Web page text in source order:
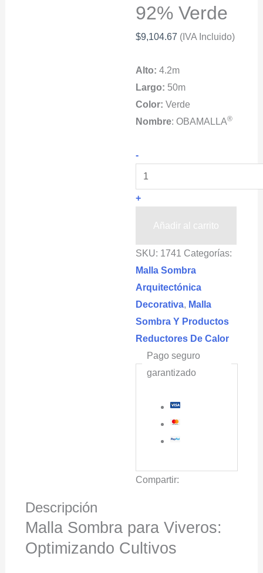
92% Verde
$9,104.67 (IVA Incluido)
Alto:4.2m
Largo: 50m
Color:Verde
Nombre: OBAMALLA®
-OBAMALLA®
Malla
Sombra
Para
Viveros
92%
Verde
cantidad
+
Añadir al carrito
SKU: 1741 Categorías:
Malla Sombra
Arquitectónica
Decorativa, Malla
Sombra Y Productos
Reductores De Calor
Pago seguro
garantizado
Compartir:
Descripción
Malla Sombra para Viveros:
Optimizando Cultivos